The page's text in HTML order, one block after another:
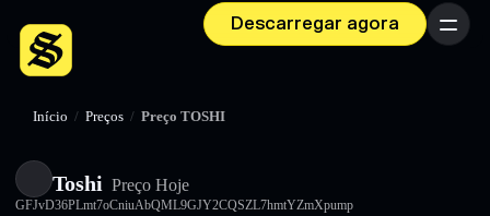
Descarregar agora Menu
Início / Preços / Preço TOSHI
Toshi Preço Hoje
GFJvD36PLmt7oCniuAbQML9GJY2CQSZL7hmtYZmXpump